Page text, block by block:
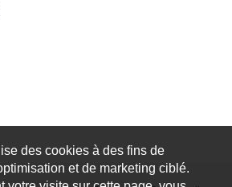
des cookies à des fins de
et de marketing ciblé.